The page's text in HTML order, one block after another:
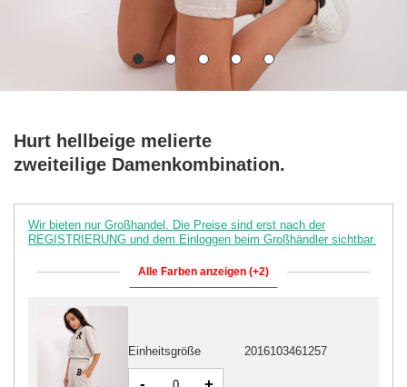
Hurt hellbeige melierte
zweiteilige Damenkombination.
Wir bieten nur Großhandel. Die Preise sind erst nach der
REGISTRIERUNG und dem Einloggen beim Großhändler sichtbar.
Alle Farben anzeigen (+2)
Einheitsgröße 2016103461257